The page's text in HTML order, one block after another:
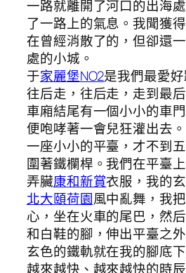
一路就離開了河口的出海
了一路上的氣息。我聞獲
在曾經消散了的，但卻還
處的小城。
于家麗堡NO2是我們最愛
往后走，往后走，走到最
車廂結尾有一個小小的車
便咆哮著一會兒狂灌出去
一座小小的平臺，才不到
圍著鐵欄桿。我們在平臺
弄臟康和新賞衣服，我的
北大頤荷園風中亂舞，我
心，坐在火車的尾巴，然
和白鞋的腳，伸出平臺之
玄色的鐵軌就在我的腳底
越來越快、越來越快的時